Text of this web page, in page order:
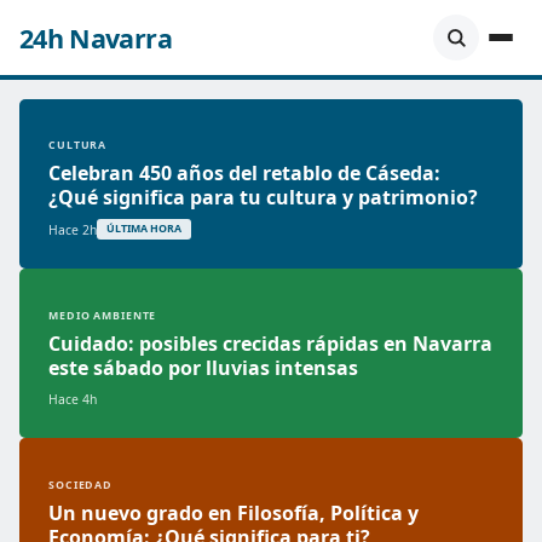
24h Navarra
CULTURA
Celebran 450 años del retablo de Cáseda:
¿Qué significa para tu cultura y patrimonio?
Hace 2h ÚLTIMA HORA
MEDIO AMBIENTE
Cuidado: posibles crecidas rápidas en Navarra
este sábado por lluvias intensas
Hace 4h
SOCIEDAD
Un nuevo grado en Filosofía, Política y